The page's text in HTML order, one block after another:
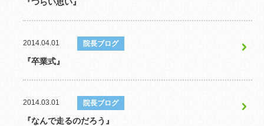
2014.04.01 院長ブログ
『卒業式』
2014.03.01 院長ブログ
『なんで走るのだろう』